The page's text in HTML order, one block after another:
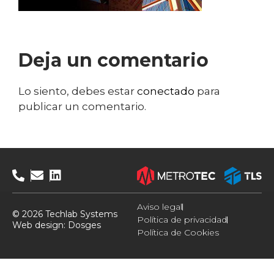
Deja un comentario
Lo siento, debes estar conectado para
publicar un comentario.
© 2026 Techlab Systems
Web design: Dosges
Aviso legal
Política de privacidad
Política de Cookies